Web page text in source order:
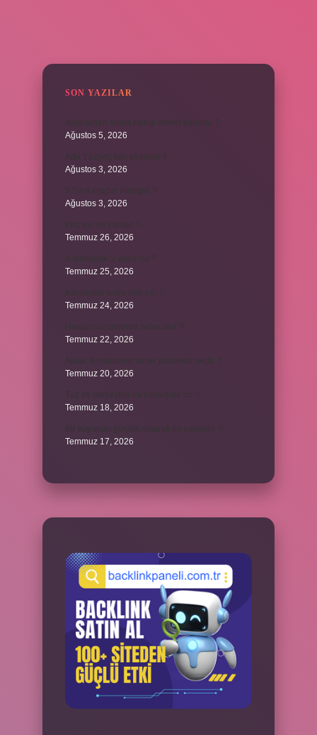
SON YAZILAR
Avarlardan sonra hangi devlet kuruldu ?
Ağustos 5, 2026
Ada Yüzgeç kaç yaşında ?
Ağustos 3, 2026
5 Sınıf araçlar Hangisi ?
Ağustos 3, 2026
Temmuz 26, 2026
Temmuz 25, 2026
Temmuz 24, 2026
Temmuz 22, 2026
Temmuz 20, 2026
Temmuz 18, 2026
Temmuz 17, 2026